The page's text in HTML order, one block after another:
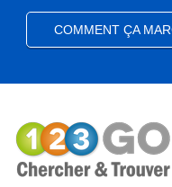
COMMENT ÇA